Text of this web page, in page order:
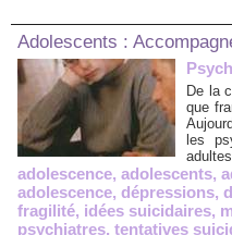
Adolescents :
De la
que
les
adolescence, adolescents,
adolescence, dépressions,
fragilité, idées suicidaires,
psychiatres, tentatives